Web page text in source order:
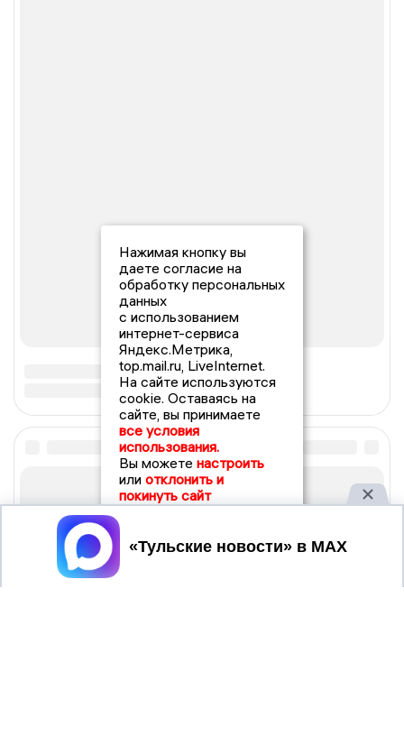
Нажимая кнопку вы
даете согласие на
обработку персональных
данных
с использованием
интернет-сервиса
Яндекс.Метрика,
top.mail.ru, LiveInternet.
На сайте используются
cookie. Оставаясь на
сайте, вы принимаете
все условия
использования.
Вы можете настроить
или отклонить и
покинуть сайт
Принять